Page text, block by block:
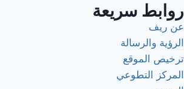
روابط سريعة
عن ريف
الرؤية والرسالة
ترخيص الموقع
المركز التطوعي